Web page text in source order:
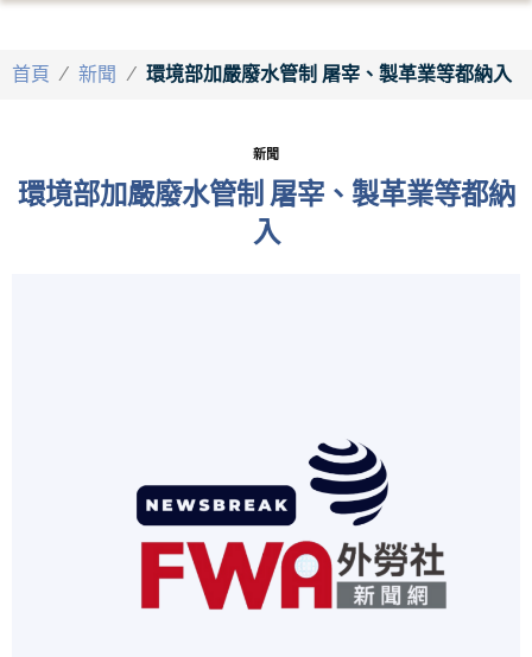
首頁 / 新聞 / 環境部加嚴廢水管制 屠宰、製革業等都納入
新聞
環境部加嚴廢水管制 屠宰、製革業等都納
入